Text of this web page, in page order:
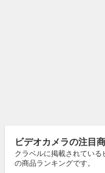
ビデオカメラの注目
クラベルに掲載されている
の商品ランキングです。